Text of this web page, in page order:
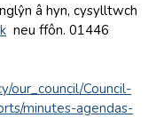
â hyn, cysylltwch
neu ffôn. 01446
our_council/Council-
minutes-agendas-